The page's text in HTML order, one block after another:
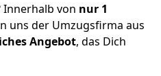
Innerhalb von nur 1
uns der Umzugsfirma aus
Angebot, das Dich